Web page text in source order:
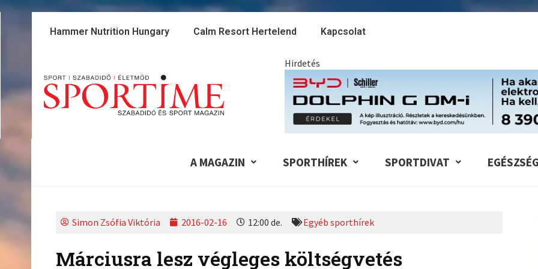
Skip
Hammer Nutrition Hungary Calm Resort Hertelend Kapcsolat
Hirdetés
A MAGAZIN SPORTHÍREK SPORTDIVAT EGÉSZSÉG
Simon Zsófia Viktória 2016-02-16 12:00 de. Egyéb sporthírek
Márciusra lesz végleges költségvetés